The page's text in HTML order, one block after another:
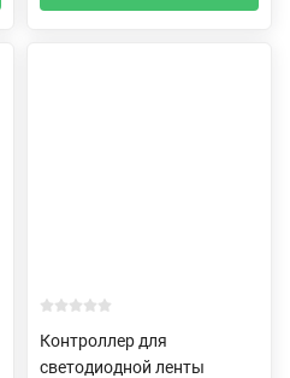
Контроллер для
светодиодной ленты